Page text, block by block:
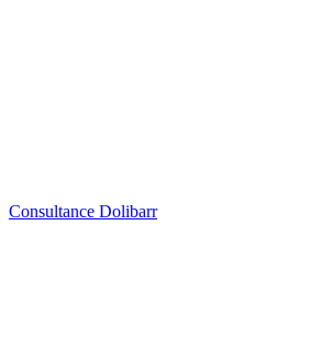
Consultance Dolibarr